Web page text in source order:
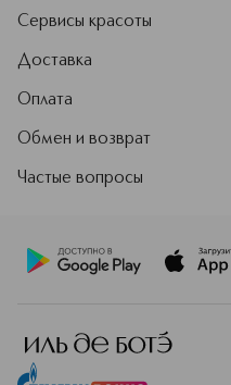
Сервисы красоты
Доставка
Оплата
Обмен и возврат
Частые вопросы